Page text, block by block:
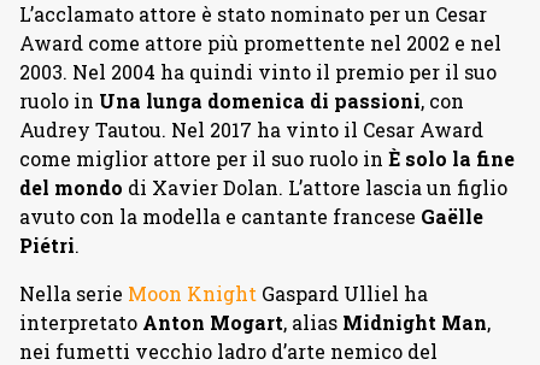
L’acclamato attore è stato nominato per un Cesar
Award come attore più promettente nel 2002 e nel
2003. Nel 2004 ha quindi vinto il premio per il suo
ruolo in Una lunga domenica di passioni, con
Audrey Tautou. Nel 2017 ha vinto il Cesar Award
come miglior attore per il suo ruolo in È solo la fine
del mondo di Xavier Dolan. L’attore lascia un figlio
avuto con la modella e cantante francese Gaëlle
Piétri.
Nella serie Moon Knight Gaspard Ulliel ha
interpretato Anton Mogart, alias Midnight Man,
nei fumetti vecchio ladro d’arte nemico del